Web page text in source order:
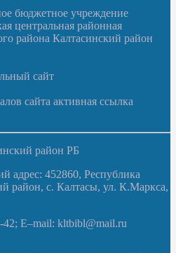
бюджетное учреждение
центральная районная
района Калтасинский район
сайт
сайта активная ссылка
район РБ
адрес: 452860, Республика
район, с. Калтасы, ул. К.Маркса,
42; E–mail: kltbibl@mail.ru